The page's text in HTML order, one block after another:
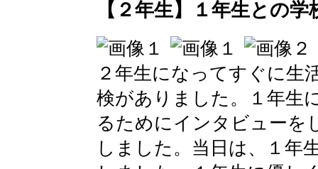
【２年生】１年生との学
２年生になってすぐに生
検がありました。１年生
るためにインタビューを
しました。当日は、１年